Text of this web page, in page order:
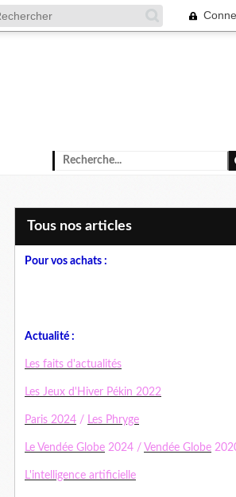
Tous nos articles
Pour vos achats :
Actualité :
Les faits d'actualités
Les Jeux d'Hiver Pékin 2022
Paris 2024 / Les Phryge
Le Vendée Globe 2024 / Vendée Globe
L'intelligence artificielle